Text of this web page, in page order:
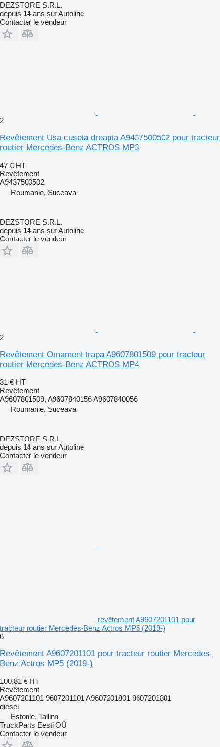
DEZSTORE S.R.L.
depuis 14ans sur Autoline
Contacter le vendeur
2
Revêtement Usa cuseta dreapta A9437500502 pour tracteur
routier Mercedes-Benz ACTROS MP3
47 € HT
Revêtement
A9437500502
Roumanie, Suceava
DEZSTORE S.R.L.
depuis 14ans sur Autoline
Contacter le vendeur
2
Revêtement Ornament trapa A9607801509 pour tracteur
routier Mercedes-Benz ACTROS MP4
31 € HT
Revêtement
A9607801509, A9607840156 A9607840056
Roumanie, Suceava
DEZSTORE S.R.L.
depuis 14ans sur Autoline
Contacter le vendeur
revêtement A9607201101 pour
tracteur routier Mercedes-Benz Actros MP5 (2019-)
6
Revêtement A9607201101 pour tracteur routier Mercedes-
Benz Actros MP5 (2019-)
100,81 € HT
Revêtement
A9607201101 9607201101 A9607201801 9607201801
diesel
Estonie, Tallinn
TruckParts Eesti OÜ
Contacter le vendeur